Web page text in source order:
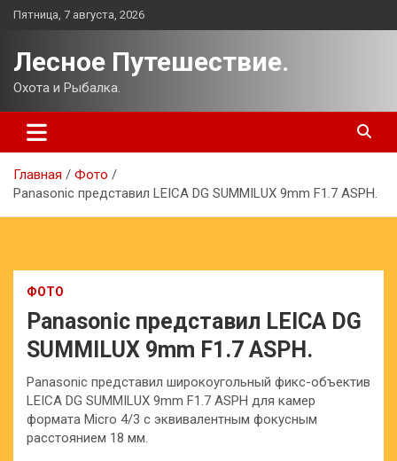
Перейти
Пятница, 7 августа, 2026
Лесное Путешествие.
Охота и Рыбалка.
Главная
Фото
Panasonic представил LEICA DG SUMMILUX 9mm F1.7 ASPH.
ФОТО
Panasonic представил LEICA DG
SUMMILUX 9mm F1.7 ASPH.
Panasonic представил широкоугольный фикс-объектив
LEICA DG SUMMILUX 9mm F1.7 ASPH для камер
формата Micro 4/3 с эквивалентным фокусным
расстоянием 18 мм.